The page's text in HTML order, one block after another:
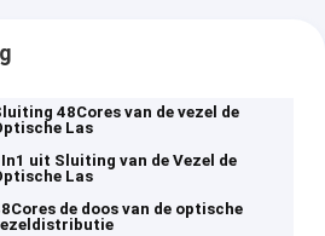
48Cores van de vezel de
Las
uit Sluiting van de Vezel de
Las
de doos van de optische